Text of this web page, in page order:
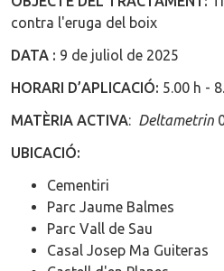
contra l'eruga del boix
DATA : 9 de juliol de 2025
HORARI D’APLICACIÓ: 5.00 h -
MATÈRIA ACTIVA: Deltametrin
UBICACIÓ:
Cementiri
Parc Jaume Balmes
Parc Vall de Sau
Casal Josep Ma Guiteras